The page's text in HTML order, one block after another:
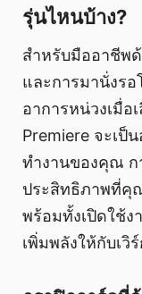
รุ่นไหนบ้าง?
สำหรับมืออาชีพด้
และการมานั่งร
อาการหน่วงเมื่อ
Premiere จะเป็
ทำงานของคุณ ก
ประสิทธิภาพที่คุ
พร้อมทั้งเปิดใช้ง
เพิ่มพลังให้กับเ